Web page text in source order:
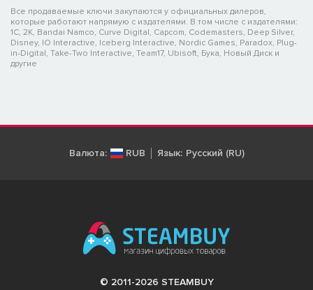
Все продаваемые ключи закупаются у официальных дилеров,
которые работают напрямую с издателями. В том числе с издателями:
1C, 2K, Bandai Namco, Curve Digital, Capcom, Codemasters, Deep Silver,
Disney, IO Interactive, Iceberg Interactive, Nordic Games, Paradox, Plug-
in-Digital, Take-Two Interactive, Team17, Ubisoft, Бука, Новый Диск и
другие
Валюта: RUB Язык: Русский (RU)
© 2011-2026 STEAMBUY